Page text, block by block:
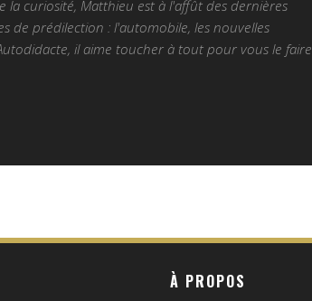
la curiosité, Matthieu est à l'affût des dernières
de prédilection : l'automobile, les nouvelles
il aime toucher à tout pour vous le faire
À PROPOS